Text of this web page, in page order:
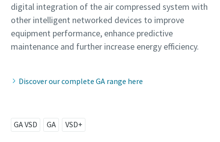
digital integration of the air compressed system with
other intelligent networked devices to improve
equipment performance, enhance predictive
maintenance and further increase energy efficiency.
Discover our complete GA range here
GA VSD GA VSD+